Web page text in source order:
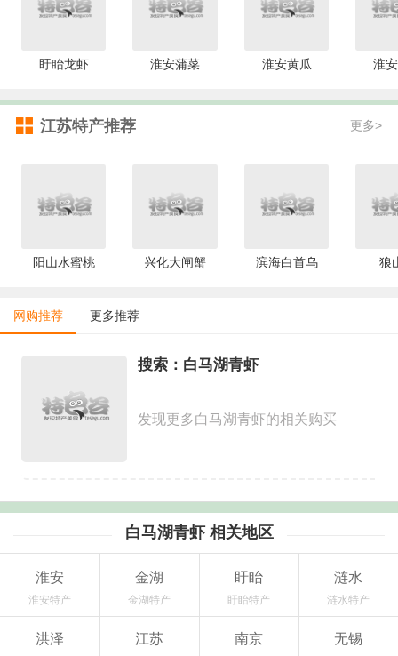
盱眙龙虾 淮安蒲菜 淮安黄瓜 淮
江苏特产推荐 更多>
阳山水蜜桃 兴化大闸蟹 滨海白首乌 狼
网购推荐 更多推荐
搜索：白马湖青虾
发现更多白马湖青虾的相关购买
白马湖青虾 相关地区
淮安
淮安特产
金湖
金湖特产
盱眙
盱眙特产
涟水
涟水特产
洪泽 江苏 南京 无锡